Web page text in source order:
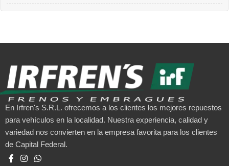
En Irfren's S.R.L. ofrecemos a los clientes los mejores repuestos
para vehículos en la localidad. Nuestra experiencia, calidad y
variedad nos convierten en la empresa favorita para los clientes
de Capital Federal.